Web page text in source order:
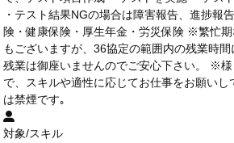
・テスト結果NGの場合は障害報告、進捗報
険・健康保険・厚生年金・労災保険 ※繁忙
もございますが、36協定の範囲内の残業時
残業は御座いませんのでご安心下さい。 ※
で、スキルや適性に応じてお仕事をお願い
は禁煙です｡
対象/スキル